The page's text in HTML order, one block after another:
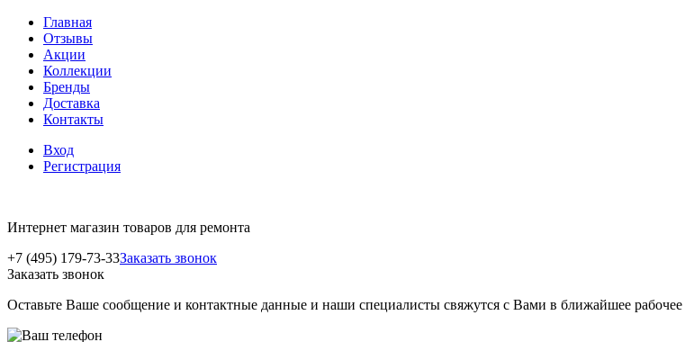
Главная
Отзывы
Акции
Коллекции
Бренды
Доставка
Контакты
Вход
Регистрация
Интернет магазин товаров для ремонта
+7 (495) 179-73-33Заказать звонок
Заказать звонок
Оставьте Ваше сообщение и контактные данные и наши специалисты свяжутся с Вами в ближайшее